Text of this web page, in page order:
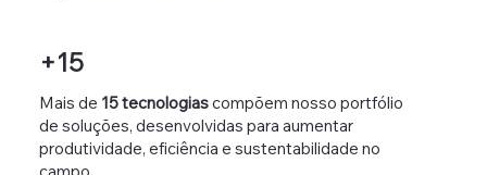
Mais de 15 tecnologiascompõem nosso portfólio
de soluções, desenvolvidas para aumentar
produtividade, eficiência e sustentabilidade no
+15